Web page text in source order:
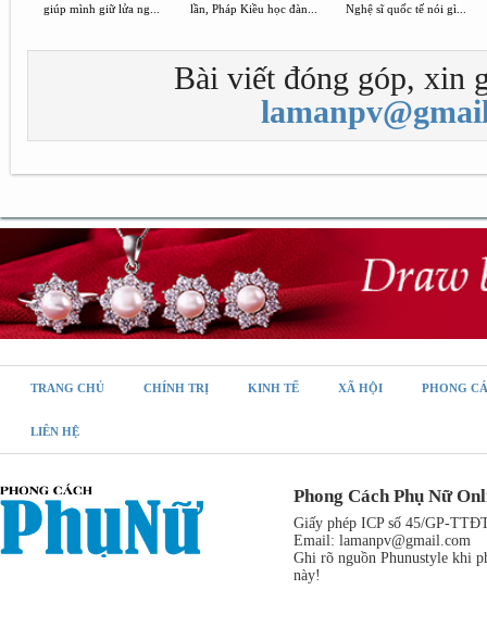
giúp mình giữ lửa ng...
lần, Pháp Kiều học đàn...
Nghệ sĩ quốc tế nói gì...
Bài viết đóng góp, xin
TRANG CHỦ CHÍNH TRỊ KINH TẾ XÃ HỘI PHONG
LIÊN HỆ
Phong Cách Phụ Nữ
Giấy phép ICP số 45/GP-
Email: lamanpv@gmail.com
Ghi rõ nguồn Phunustyle khi
này!